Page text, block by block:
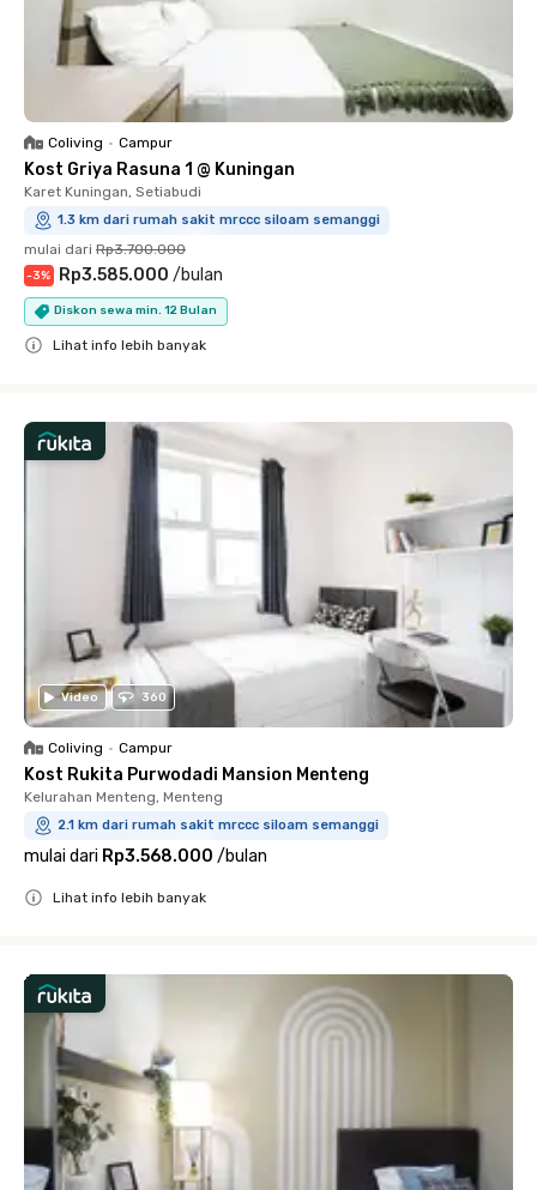
Coliving • Campur
Kost Griya Rasuna 1 @ Kuningan
Karet Kuningan, Setiabudi
1.3 km dari rumah sakit mrccc siloam semanggi
mulai dari Rp3.700.000
-3% Rp3.585.000 /bulan
Diskon sewa min. 12 Bulan
Lihat info lebih banyak
Video 360
Coliving • Campur
Kost Rukita Purwodadi Mansion Menteng
Kelurahan Menteng, Menteng
2.1 km dari rumah sakit mrccc siloam semanggi
mulai dari Rp3.568.000 /bulan
Lihat info lebih banyak